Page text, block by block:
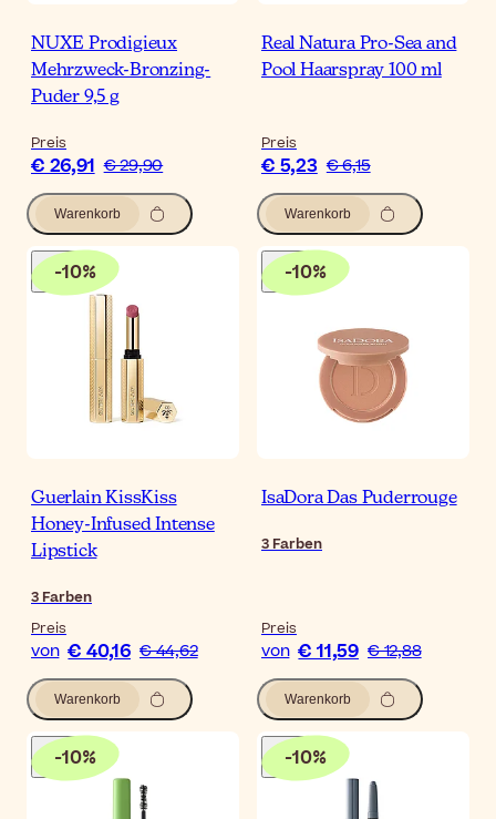
NUXE Prodigieux
Mehrzweck-Bronzing-
Puder 9,5 g
Preis
€ 26,91 € 29,90
Warenkorb
Real Natura Pro-Sea and
Pool Haarspray 100 ml
Preis
€ 5,23 € 6,15
Warenkorb
-10%
Guerlain KissKiss
Honey-Infused Intense
Lipstick
3 Farben
Preis
von € 40,16 € 44,62
Warenkorb
-10%
IsaDora Das Puderrouge
3 Farben
Preis
von € 11,59 € 12,88
Warenkorb
-10% -10%